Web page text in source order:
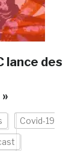
lance des
Covid-19